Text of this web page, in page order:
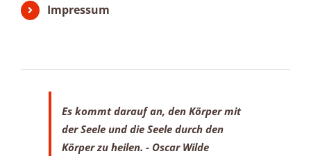
Impressum
Es kommt darauf an, den Körper mit
der Seele und die Seele durch den
Körper zu heilen. - Oscar Wilde